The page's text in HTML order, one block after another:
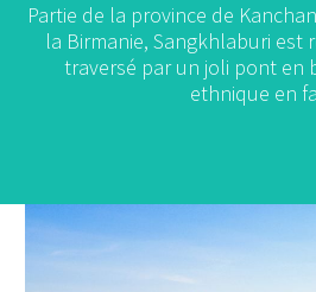
Partie de la province de
la Birmanie, Sangkhlaburi est
traversé par un joli pont en
ethnique en
Sangkhlaburi
: